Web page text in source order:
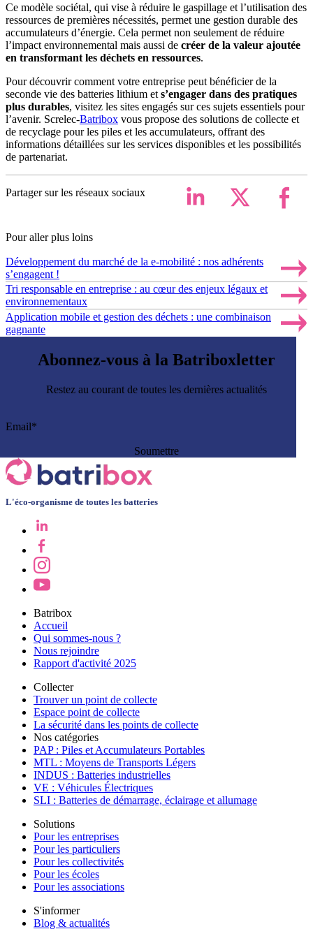
Ce modèle sociétal, qui vise à réduire le gaspillage et l’utilisation des
ressources de premières nécessités, permet une gestion durable des
accumulateurs d’énergie. Cela permet non seulement de réduire
l’impact environnemental mais aussi de créer de la valeur ajoutée
en transformant les déchets en ressources.
Pour découvrir comment votre entreprise peut bénéficier de la
seconde vie des batteries lithium et s’engager dans des pratiques
plus durables, visitez les sites engagés sur ces sujets essentiels pour
l’avenir. Screlec-Batribox vous propose des solutions de collecte et
de recyclage pour les piles et les accumulateurs, offrant des
informations détaillées sur les services disponibles et les possibilités
de partenariat.
Partager sur les réseaux sociaux
Pour aller plus loins
Développement du marché de la e-mobilité : nos adhérents
s’engagent !
Tri responsable en entreprise : au cœur des enjeux légaux et
environnementaux
Application mobile et gestion des déchets : une combinaison
gagnante
Abonnez-vous à la Batriboxletter
Restez au courant de toutes les dernières actualités
L'éco-organisme de toutes les batteries
Batribox
Accueil
Qui sommes-nous ?
Nous rejoindre
Rapport d'activité 2025
Collecter
Trouver un point de collecte
Espace point de collecte
La sécurité dans les points de collecte
Nos catégories
PAP : Piles et Accumulateurs Portables
MTL : Moyens de Transports Légers
INDUS : Batteries industrielles
VE : Véhicules Électriques
SLI : Batteries de démarrage, éclairage et allumage
Solutions
Pour les entreprises
Pour les particuliers
Pour les collectivités
Pour les écoles
Pour les associations
S'informer
Blog & actualités